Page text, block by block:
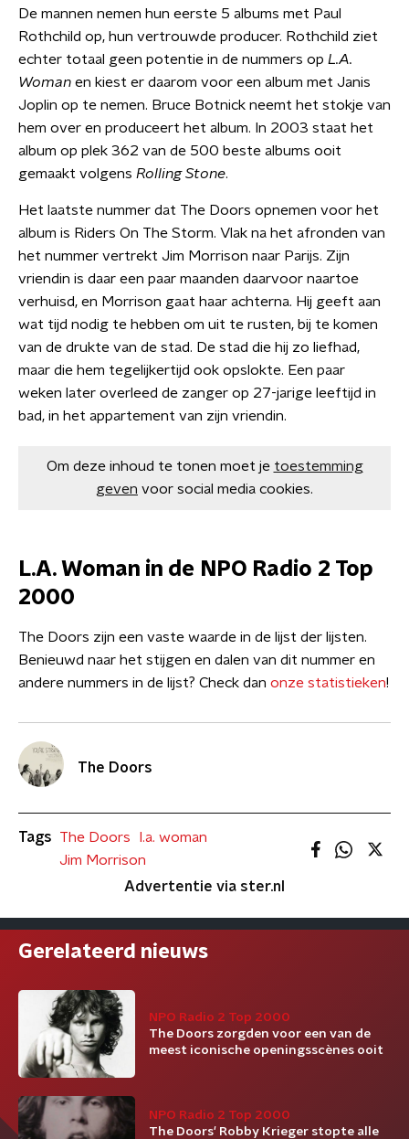
De mannen nemen hun eerste 5 albums met Paul
Rothchild op, hun vertrouwde producer. Rothchild ziet
echter totaal geen potentie in de nummers op L.A.
Woman en kiest er daarom voor een album met Janis
Joplin op te nemen. Bruce Botnick neemt het stokje van
hem over en produceert het album. In 2003 staat het
album op plek 362 van de 500 beste albums ooit
gemaakt volgens Rolling Stone.
Het laatste nummer dat The Doors opnemen voor het
album is Riders On The Storm. Vlak na het afronden van
het nummer vertrekt Jim Morrison naar Parijs. Zijn
vriendin is daar een paar maanden daarvoor naartoe
verhuisd, en Morrison gaat haar achterna. Hij geeft aan
wat tijd nodig te hebben om uit te rusten, bij te komen
van de drukte van de stad. De stad die hij zo liefhad,
maar die hem tegelijkertijd ook opslokte. Een paar
weken later overleed de zanger op 27-jarige leeftijd in
bad, in het appartement van zijn vriendin.
Om deze inhoud te tonen moet je toestemming
geven voor social media cookies.
L.A. Woman in de NPO Radio 2 Top
2000
The Doors zijn een vaste waarde in de lijst der lijsten.
Benieuwd naar het stijgen en dalen van dit nummer en
andere nummers in de lijst? Check dan onze statistieken!
The Doors
Tags The Doors
l.a. woman
Jim Morrison
Advertentie via ster.nl
Gerelateerd nieuws
NPO Radio 2 Top 2000
The Doors zorgden voor een van de
meest iconische openingsscènes ooit
NPO Radio 2 Top 2000
The Doors' Robby Krieger stopte alle